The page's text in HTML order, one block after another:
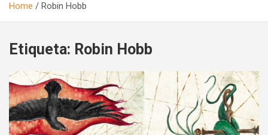
Home Robin Hobb
Etiqueta: Robin Hobb